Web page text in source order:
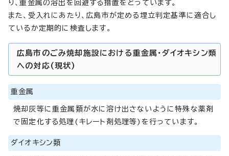
り、重金属の溶出を回避する措置をとっています。
また、受入れにあたり、広島市が定める埋立判定基準に適合し
ているか定期的に検査します。
広島市のごみ焼却施設における重金属・ダイオキシン類
への対応(現状)
重金属
焼却灰等に重金属類が水に溶け出さないように特殊な薬剤
で固定化する処理(キレート剤処理等)を行っています。
ダイオキシン類